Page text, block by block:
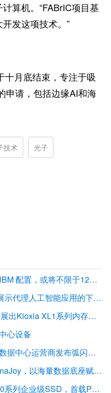
算机。“FABrIC项目基
发这项技术。”
十月底结束，专注于吸
申请，包括边缘AI和海
技术 光子
英伟达评估下调 Rubin Ultra HBM 配置，或将不限于12Hi HBM4E
Silicon Motion将在FMS2026展示代理人工智能应用的下一代存储解决方案
Kioxia恺侠将在FMS2026上，展出Kioxia XL1系列内存扩展模块
心设备
施耐德电气联合全球超大规模数据中心运营商发布弧闪风险评估报告
东芝全阵容存储亮相2026 ChinaJoy，以海量数据底座赋能“与AI同游”新体验
性能提升92%，铠侠发布CM10系列企业级SSD，首载PCIe 6.0接口